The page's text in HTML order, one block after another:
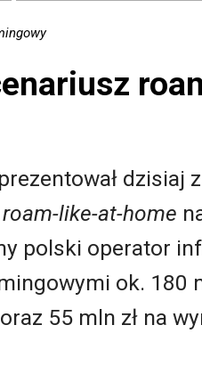
roam-like-at-home
polski operator
ok. 180
55 mln zł na